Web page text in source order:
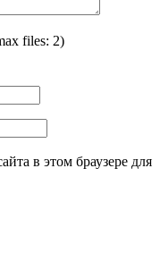
files: 2)
в этом браузере для